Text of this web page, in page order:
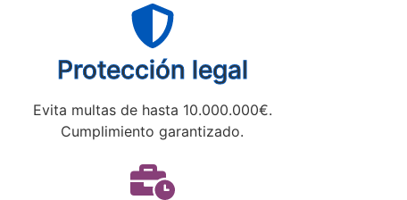
Protección legal
Evita multas de hasta 10.000.000€.
Cumplimiento garantizado.